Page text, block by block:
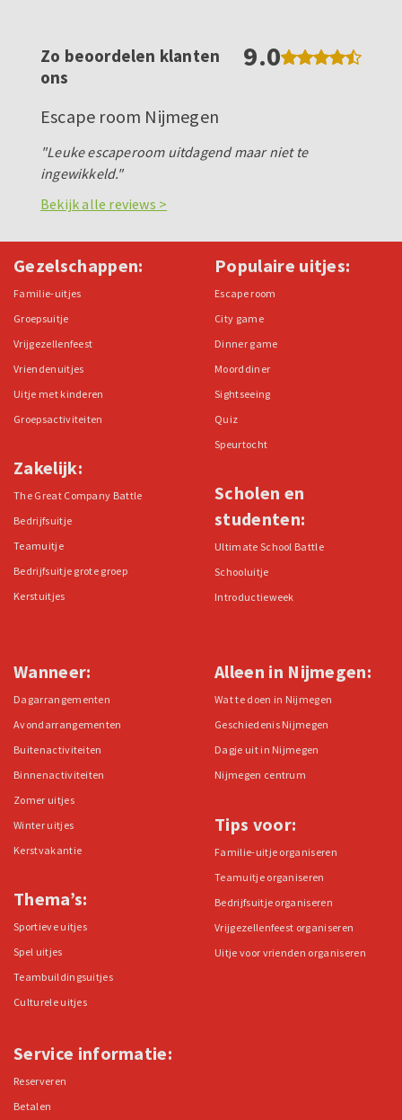
Zo beoordelen klanten
ons
9.0
Escape room Nijmegen
"Leuke escaperoom uitdagend maar niet te
ingewikkeld."
Bekijk alle reviews >
Gezelschappen:
Familie-uitjes
Groepsuitje
Vrijgezellenfeest
Vriendenuitjes
Uitje met kinderen
Groepsactiviteiten
Zakelijk:
The Great Company Battle
Bedrijfsuitje
Teamuitje
Bedrijfsuitje grote groep
Kerstuitjes
Populaire uitjes:
Escape room
City game
Dinner game
Moorddiner
Sightseeing
Quiz
Speurtocht
Scholen en
studenten:
Ultimate School Battle
Schooluitje
Introductieweek
Wanneer:
Dagarrangementen
Avondarrangementen
Buitenactiviteiten
Binnenactiviteiten
Zomer uitjes
Winter uitjes
Kerstvakantie
Thema’s:
Sportieve uitjes
Spel uitjes
Teambuildingsuitjes
Culturele uitjes
Alleen in Nijmegen:
Wat te doen in Nijmegen
Geschiedenis Nijmegen
Dagje uit in Nijmegen
Nijmegen centrum
Tips voor:
Familie-uitje organiseren
Teamuitje organiseren
Bedrijfsuitje organiseren
Vrijgezellenfeest organiseren
Uitje voor vrienden organiseren
Service informatie:
Reserveren
Betalen